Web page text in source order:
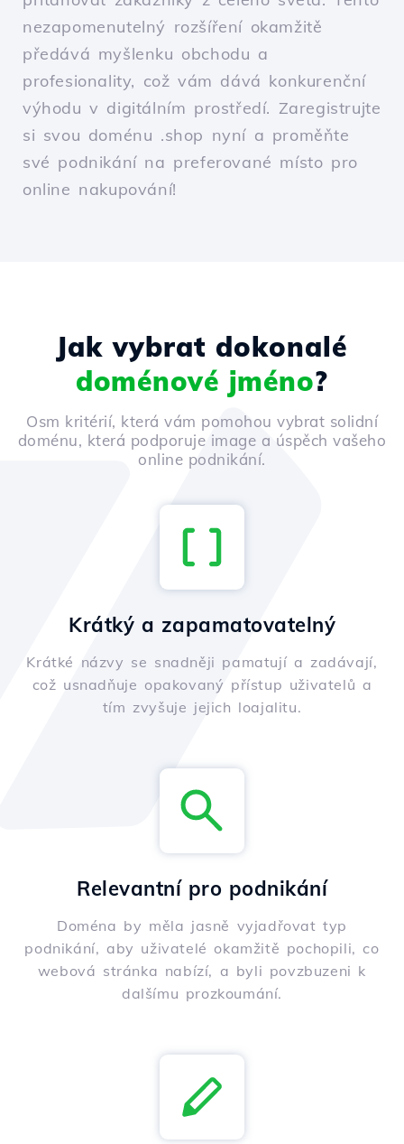
nezapomenutelný rozšíření okamžitě
předává myšlenku obchodu a
profesionality, což vám dává konkurenční
výhodu v digitálním prostředí. Zaregistrujte
si svou doménu .shop nyní a proměňte
své podnikání na preferované místo pro
online nakupování!
Jak vybrat dokonalé
doménové jméno?
Osm kritérií, která vám pomohou vybrat solidní
doménu, která podporuje image a úspěch vašeho
online podnikání.
Krátký a zapamatovatelný
Krátké názvy se snadněji pamatují a zadávají,
což usnadňuje opakovaný přístup uživatelů a
tím zvyšuje jejich loajalitu.
Relevantní pro podnikání
Doména by měla jasně vyjadřovat typ
podnikání, aby uživatelé okamžitě pochopili, co
webová stránka nabízí, a byli povzbuzeni k
dalšímu prozkoumání.